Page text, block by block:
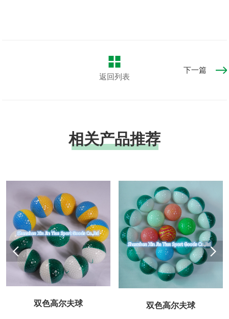
返回列表
下一篇
相关产品推荐
双色高尔夫球 双色高尔夫球